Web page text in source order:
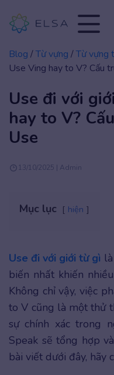
Blog /Từ vựng /Từ vựng
Use Ving hay to V? Cấu
Use đi với
hay to V?
Use
13/10/2025 | Admin
Mục lục hiện
Use đi với giới từ gì
biến nhất khiến
Không chỉ vậy, việc
to V cũng là một thử
sự chính xác trong
Speak sẽ tổng hợp
bài viết dưới đây, hãy